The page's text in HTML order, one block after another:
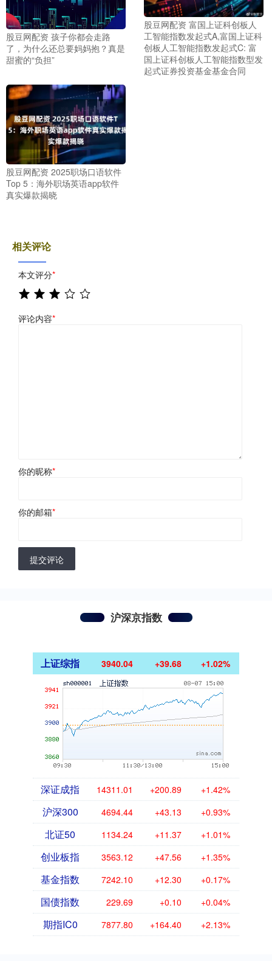
股豆网配资 孩子你都会走路
了，为什么还总要妈妈抱？真是
甜蜜的“负担”
股豆网配资 富国上证科创板人
工智能指数发起式A,富国上证科
创板人工智能指数发起式C: 富
国上证科创板人工智能指数型发
起式证券投资基金基金合同
股豆网配资 2025职场口语软件
Top 5：海外职场英语app软件
真实爆款揭晓
相关评论
本文评分*
评论内容*
你的昵称*
你的邮箱*
提交评论
沪深京指数
上证综指 3940.04 +39.68 +1.02%
深证成指 14311.01 +200.89 +1.42%
沪深300 4694.44 +43.13 +0.93%
北证50 1134.24 +11.37 +1.01%
创业板指 3563.12 +47.56 +1.35%
基金指数 7242.10 +12.30 +0.17%
国债指数 229.69 +0.10 +0.04%
期指IC0 7877.80 +164.40 +2.13%